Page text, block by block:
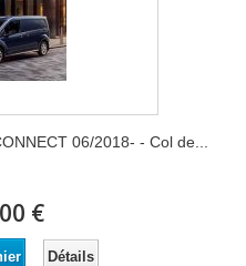
06/2018- - Col de...
€
Détails